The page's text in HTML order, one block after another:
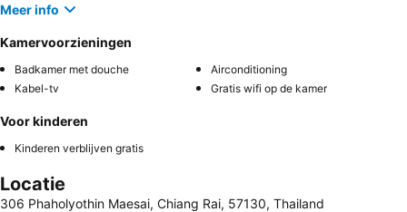
Meer info
Kamervoorzieningen
Badkamer met douche
Airconditioning
Kabel-tv
Gratis wifi op de kamer
Voor kinderen
Kinderen verblijven gratis
Locatie
306 Phaholyothin Maesai, Chiang Rai, 57130, Thailand